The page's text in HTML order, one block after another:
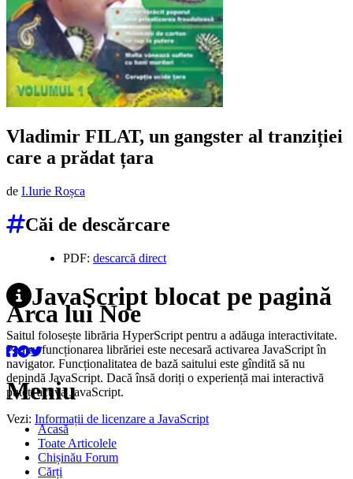
Vladimir FILAT, un gangster al tranziției
care a prădat țara
de I.Iurie Roșca
Căi de descărcare
PDF: descarcă direct
JavaScript blocat pe pagină
Saitul folosește librăria HyperScript pentru a adăuga interactivitate.
Pentru funcționarea librăriei este necesară activarea JavaScript în
navigator. Funcționalitatea de bază saitului este gîndită să nu
depindă JavaScript. Dacă însă doriți o experiență mai interactivă
puteți activa JavaScript.
Vezi: Informații de licenzare a JavaScript
Arca lui Noe
Meniu
Acasă
Toate Articolele
Chișinău Forum
Cărți